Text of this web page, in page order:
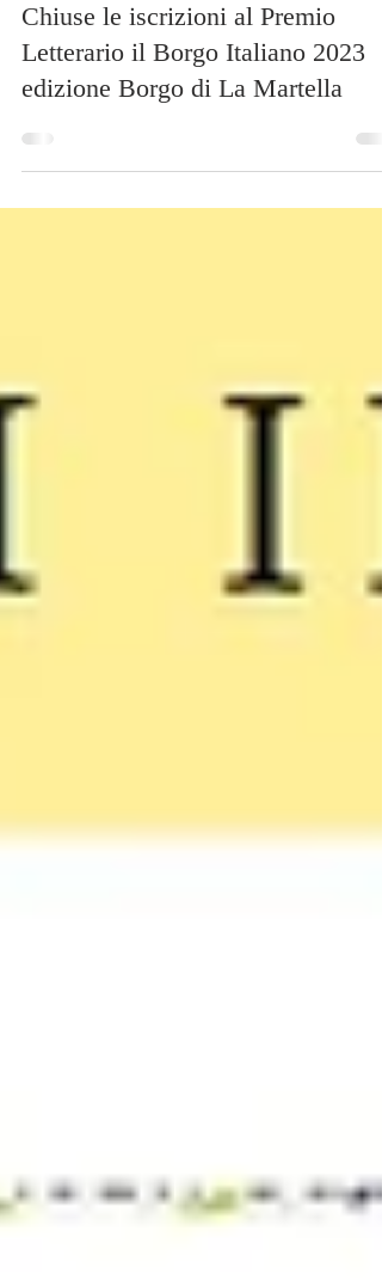
4 giu 2023 Tempo di lettura: 1 min
Chiuse le iscrizioni al Premio
Letterario il Borgo Italiano 2023
edizione Borgo di La Martella